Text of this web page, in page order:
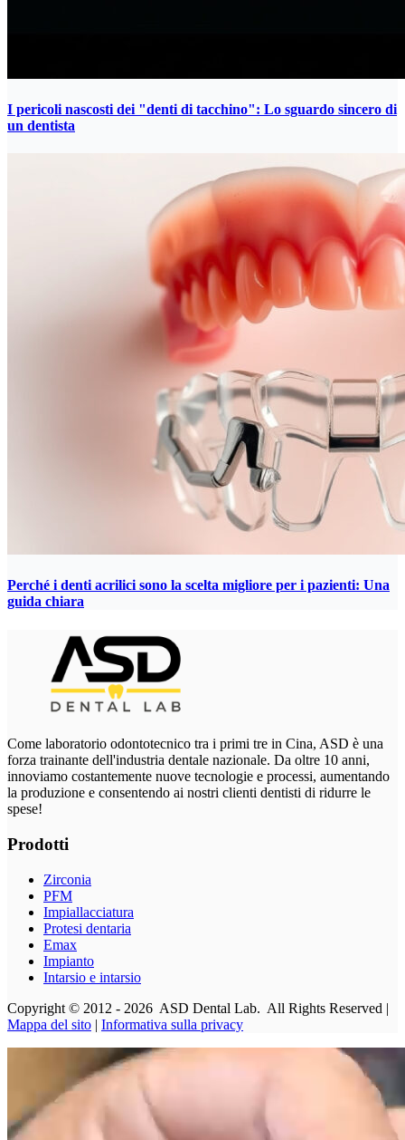
I pericoli nascosti dei "denti di tacchino": Lo sguardo sincero di
un dentista
Perché i denti acrilici sono la scelta migliore per i pazienti: Una
guida chiara
Come laboratorio odontotecnico tra i primi tre in Cina, ASD è una
forza trainante dell'industria dentale nazionale. Da oltre 10 anni,
innoviamo costantemente nuove tecnologie e processi, aumentando
la produzione e consentendo ai nostri clienti dentisti di ridurre le
spese!
Prodotti
Zirconia
PFM
Impiallacciatura
Protesi dentaria
Emax
Impianto
Intarsio e intarsio
Copyright © 2012 - 2026 ASD Dental Lab. All Rights Reserved |
Mappa del sito | Informativa sulla privacy